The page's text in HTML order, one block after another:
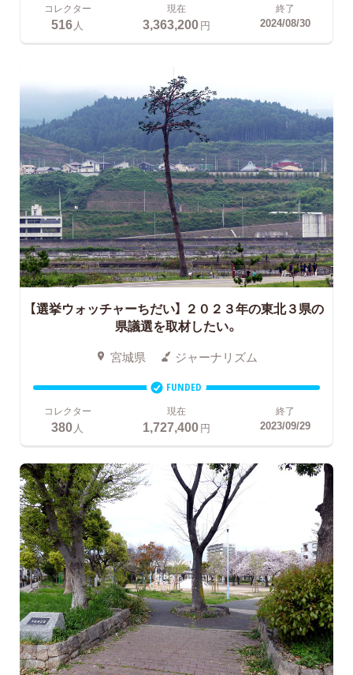
コレクター
516人
現在
3,363,200円
終了
2024/08/30
【選挙ウォッチャーちだい】 ２０２３年の東北３県の
県議選を取材したい。
宮城県 ジャーナリズム
FUNDED
コレクター
380 人
現在
1,727,400円
終了
2023/09/29